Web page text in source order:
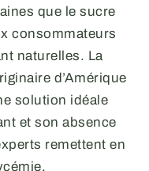
que le sucre
consommateurs
naturelles. La
d’Amérique
solution idéale
et son absence
remettent en